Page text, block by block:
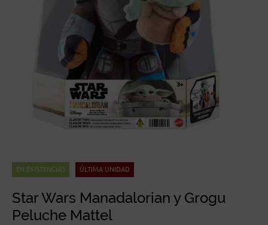
EN EXISTENCIAS ÚLTIMA UNIDAD
Star Wars Manadalorian y Grogu
Peluche Mattel